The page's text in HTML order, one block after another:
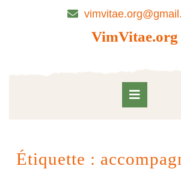
VimVitae.org
Étiquette :